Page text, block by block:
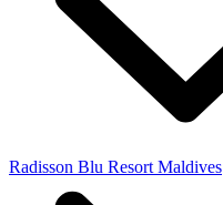
Radisson Blu Resort Maldives